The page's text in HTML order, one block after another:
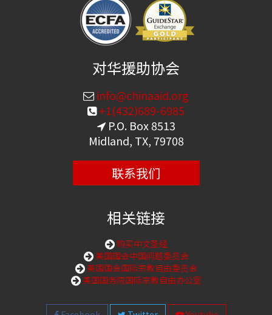
对华援助协会
info@chinaaid.org
+1(432)689-6985
P.O. Box 8513
Midland, TX, 79708
联系我们
相关链接
购买中文圣经
美国国会中国问题委员会
美国国会国际宗教自由委员会
美国国务院国际宗教自由办公室